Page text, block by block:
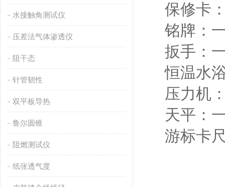
水接触角测试仪
压差法气体渗透仪
阻干态
针管韧性
双平板导热
鲁尔圆锥
阻燃测试仪
纸张透气度
保修卡
铭牌：
扳手：
恒温水
压力机
天平：
游标卡